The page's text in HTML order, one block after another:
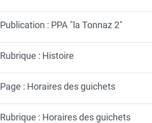
Publication : PPA "la Tonnaz 2"
Rubrique : Histoire
Page : Horaires des guichets
Rubrique : Horaires des guichets